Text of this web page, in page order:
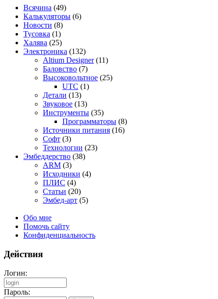
Всячина (49)
Калькуляторы (6)
Новости (8)
Тусовка (1)
Халява (25)
Электроника (132)
Altium Designer(11)
Баловство (7)
Высоковольтное (25)
UTC (1)
Детали (13)
Звуковое (13)
Инструменты (35)
Программаторы (8)
Источники питания (16)
Софт (3)
Технологии (23)
Эмбеддерство (38)
ARM (3)
Исходники (4)
ПЛИС (4)
Статьи (20)
Эмбед-арт (5)
Обо мне
Помочь сайту
Конфиденциальность
Действия
Логин:
Пароль: